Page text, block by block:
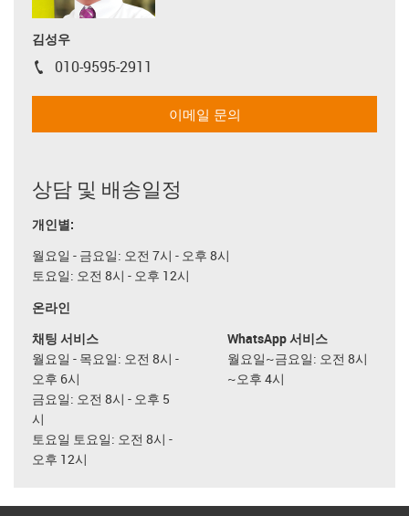
김성우
igus-icon-phone
010-9595-2911
이메일 문의
상담 및 배송일정
개인별:
월요일 - 금요일: 오전 7시 - 오후 8시
토요일: 오전 8시 - 오후 12시
온라인
채팅 서비스
월요일 - 목요일: 오전 8시 -
오후 6시
금요일: 오전 8시 - 오후 5
시
토요일 토요일: 오전 8시 -
오후 12시
WhatsApp 서비스
월요일~금요일: 오전 8시
~오후 4시